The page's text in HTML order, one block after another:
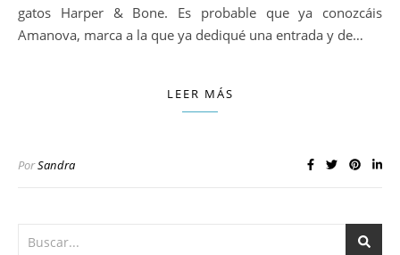
gatos Harper & Bone. Es probable que ya conozcáis
Amanova, marca a la que ya dediqué una entrada y de…
LEER MÁS
PorSandra